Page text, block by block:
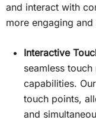
and interact with
more engaging
Interactive
seamless
capabilities.
touch points,
and